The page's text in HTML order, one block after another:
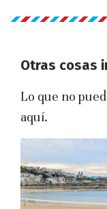
Otras cosas
Lo que no
aquí.